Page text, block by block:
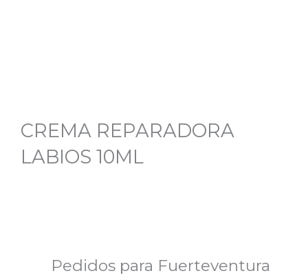
CREMA REPARADORA
LABIOS 10ML
Pedidos para Fuerteventura